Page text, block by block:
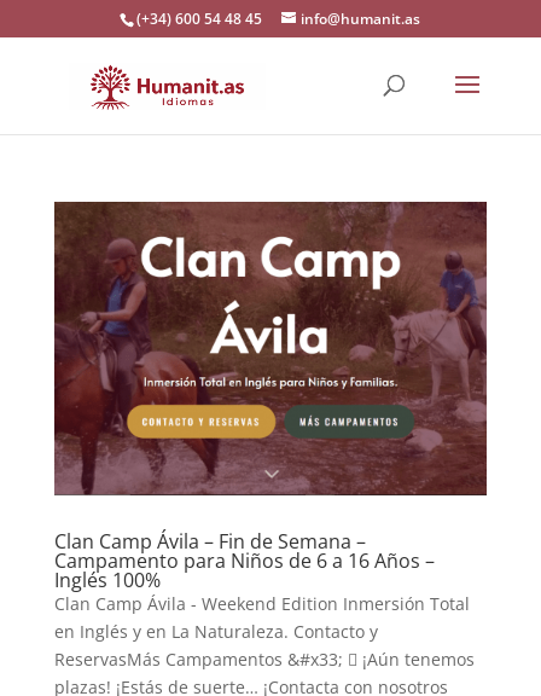
(+34) 600 54 48 45 info@humanit.as
Clan Camp Ávila – Fin de Semana –
Campamento para Niños de 6 a 16 Años –
Inglés 100%
Clan Camp Ávila - Weekend Edition Inmersión Total
en Inglés y en La Naturaleza. Contacto y
ReservasMás Campamentos &#x33;  ¡Aún tenemos
plazas! ¡Estás de suerte… ¡Contacta con nosotros